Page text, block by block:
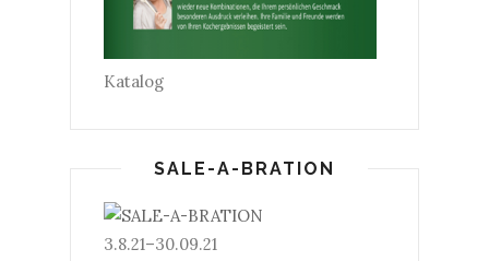
Katalog
SALE-A-BRATION
3.8.21–30.09.21